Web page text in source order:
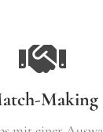
Making